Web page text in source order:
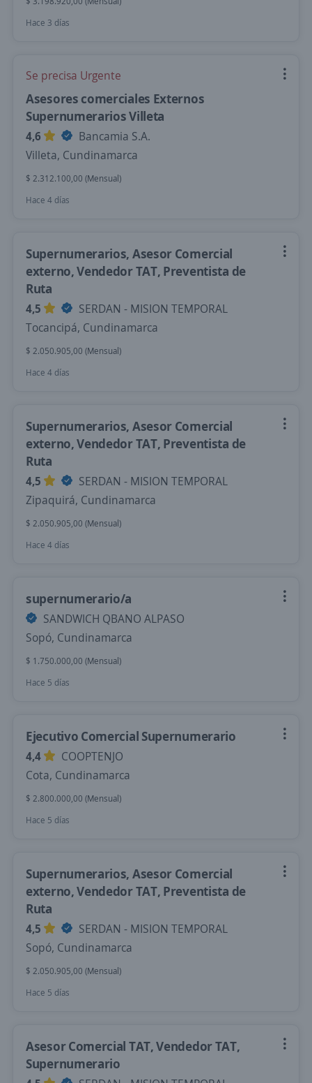
Hace 3 días
Se precisa Urgente
Asesores comerciales Externos
Supernumerarios Villeta
4,6
Bancamia S.A.
Villeta, Cundinamarca
$ 2.312.100,00 (Mensual)
Hace 4 días
Supernumerarios, Asesor Comercial
externo, Vendedor TAT, Preventista de
Ruta
4,5
SERDAN - MISION TEMPORAL
Tocancipá, Cundinamarca
$ 2.050.905,00 (Mensual)
Hace 4 días
Supernumerarios, Asesor Comercial
externo, Vendedor TAT, Preventista de
Ruta
4,5
SERDAN - MISION TEMPORAL
Zipaquirá, Cundinamarca
$ 2.050.905,00 (Mensual)
Hace 4 días
supernumerario/a
SANDWICH QBANO ALPASO
Sopó, Cundinamarca
$ 1.750.000,00 (Mensual)
Hace 5 días
Ejecutivo Comercial Supernumerario
4,4
COOPTENJO
Cota, Cundinamarca
$ 2.800.000,00 (Mensual)
Hace 5 días
Supernumerarios, Asesor Comercial
externo, Vendedor TAT, Preventista de
Ruta
4,5
SERDAN - MISION TEMPORAL
Sopó, Cundinamarca
$ 2.050.905,00 (Mensual)
Hace 5 días
Asesor Comercial TAT, Vendedor TAT,
Supernumerario